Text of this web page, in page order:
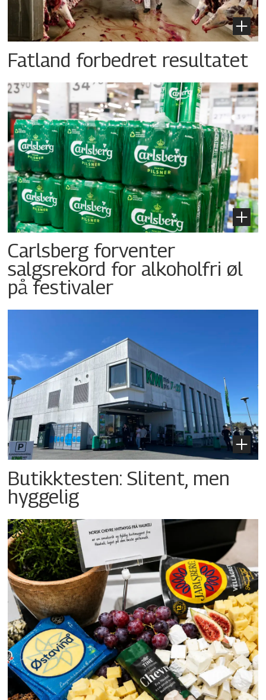
Fatland forbedret resultatet
Carlsberg forventer
salgsrekord for alkoholfri øl
på festivaler
Butikktesten: Slitent, men
hyggelig